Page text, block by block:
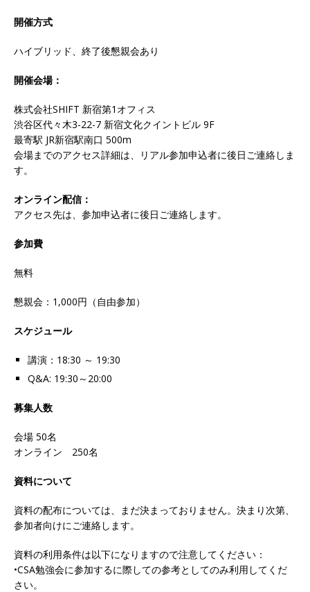
開催方式
ハイブリッド、終了後懇親会あり
開催会場：
株式会社SHIFT 新宿第1オフィス
渋谷区代々木3-22-7 新宿文化クイントビル 9F
最寄駅 JR新宿駅南口 500m
会場までのアクセス詳細は、リアル参加申込者に後日ご連絡しま
す。
オンライン配信：
アクセス先は、参加申込者に後日ご連絡します。
参加費
無料
懇親会：1,000円（自由参加）
スケジュール
講演：18:30 ～ 19:30
Q&A: 19:30～20:00
募集人数
会場 50名
オンライン 250名
資料について
資料の配布については、まだ決まっておりません。決まり次第、
参加者向けにご連絡します。
資料の利用条件は以下になりますので注意してください：
•CSA勉強会に参加するに際しての参考としてのみ利用してくだ
さい。